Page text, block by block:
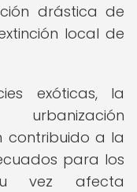
drástica de
local de
exóticas, la
contribuido a la
para los
vez afecta